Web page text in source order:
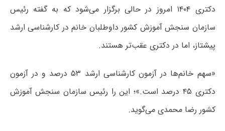
دکتری ۱۴۰۴ امروز در حالی برگزار می‌شود که به گفته رئیس
سازمان سنجش آموزش کشور داوطلبان خانم در کارشناسی ارشد
پیشتاز، اما در دکتری عقب‌تر هستند.
«سهم خانم‌ها در آزمون کارشناسی ارشد ۵۳ درصد و در آزمون
دکتری ۴۵ درصد است.»؛ این را رئیس سازمان سنجش آموزش
کشور رضا محمدی می‌گوید.